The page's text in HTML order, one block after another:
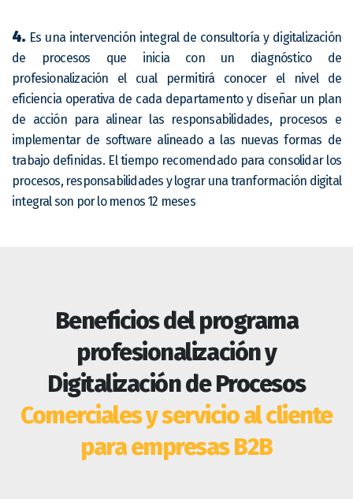
4. Es una intervención integral de consultoría y digitalización
de procesos que inicia con un diagnóstico de
profesionalización el cual permitirá conocer el nivel de
eficiencia operativa de cada departamento y diseñar un plan
de acción para alinear las responsabilidades, procesos e
implementar de software alineado a las nuevas formas de
trabajo definidas. El tiempo recomendado para consolidar los
procesos, responsabilidades y lograr una tranformación digital
integral son por lo menos 12 meses
Beneficios del programa
profesionalización y
Digitalización de Procesos
Comerciales y servicio al cliente
para empresas B2B